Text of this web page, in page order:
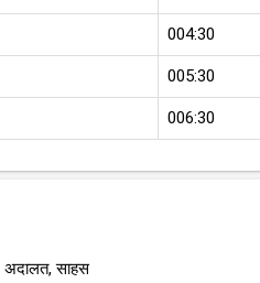
004:30
005:30
006:30
अदालत, साहस